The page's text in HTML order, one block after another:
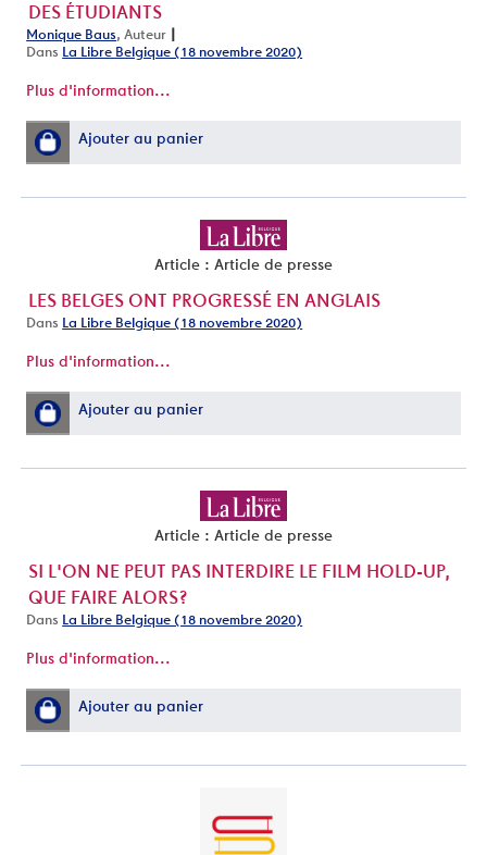
DES ÉTUDIANTS
Monique Baus, Auteur |
Dans La Libre Belgique (18 novembre 2020)
Plus d'information...
Ajouter au panier
Article : Article de presse
LES BELGES ONT PROGRESSÉ EN ANGLAIS
Dans La Libre Belgique (18 novembre 2020)
Plus d'information...
Ajouter au panier
Article : Article de presse
SI L'ON NE PEUT PAS INTERDIRE LE FILM HOLD-UP,
QUE FAIRE ALORS?
Dans La Libre Belgique (18 novembre 2020)
Plus d'information...
Ajouter au panier